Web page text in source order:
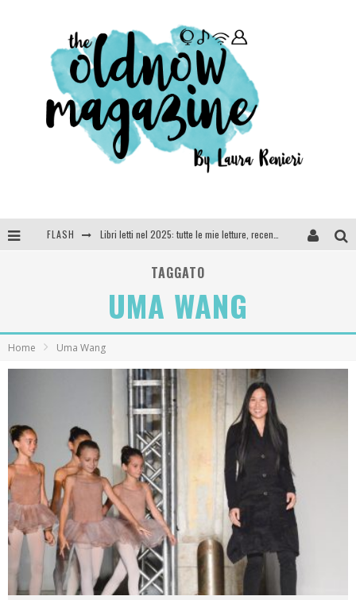
FLASH
SEE YOU AT 5 | Chanel
Anya Taylor-Joy, Jisoo e Willow Smith protagoniste della nuova campagna Dior Addict
TAGGATO
UMA WANG
Home Uma Wang